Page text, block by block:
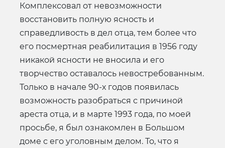
Комплексовал от невозможности
восстановить полную ясность и
справедливость в дел отца, тем более что
его посмертная реабилитация в 1956 году
никакой ясности не вносила и его
творчество оставалось невостребованным.
Только в начале 90-х годов появилась
возможность разобраться с причиной
ареста отца, и в марте 1993 года, по моей
просьбе, я был ознакомлен в Большом
доме с его уголовным делом. То, что я